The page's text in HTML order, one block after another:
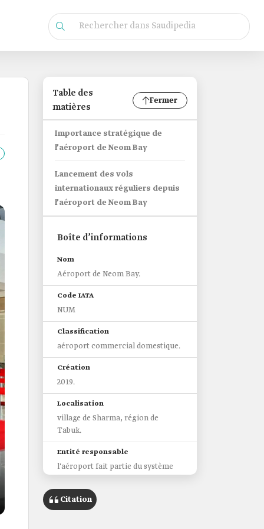
Table des
matières
Fermer
Importance stratégique de
l’aéroport de Neom Bay
Lancement des vols
internationaux réguliers depuis
l’aéroport de Neom Bay
Boîte d’informations
Nom
Aéroport de Neom Bay.
Code IATA
NUM
Classification
aéroport commercial domestique.
Création
2019.
Localisation
village de Sharma, région de
Tabuk.
Entité responsable
l'aéroport fait partie du système
maritime de la ville de Neom.
Citation